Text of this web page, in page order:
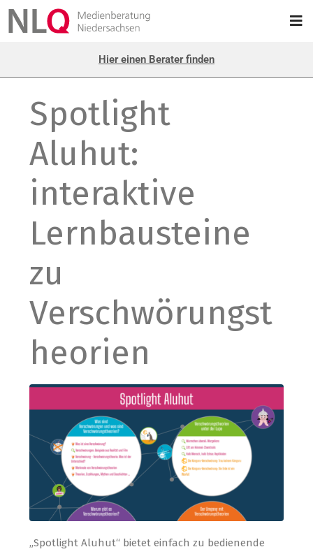
Hier einen Berater finden
Spotlight
Aluhut:
interaktive
Lernbausteine
zu
Verschwörungst
heorien
„Spotlight Aluhut“ bietet einfach zu bedienende